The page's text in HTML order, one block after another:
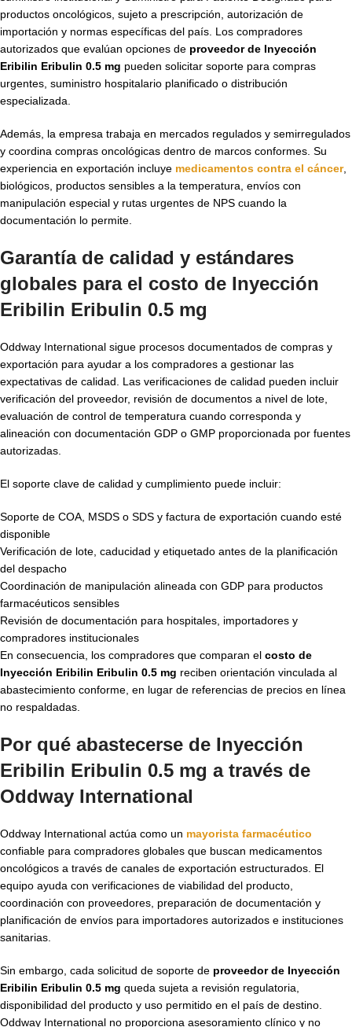
productos oncológicos, sujeto a prescripción, autorización de
importación y normas específicas del país. Los compradores
autorizados que evalúan opciones de proveedor de Inyección
Eribilin Eribulin 0.5 mg pueden solicitar soporte para compras
urgentes, suministro hospitalario planificado o distribución
especializada.
Además, la empresa trabaja en mercados regulados y semirregulados
y coordina compras oncológicas dentro de marcos conformes. Su
experiencia en exportación incluye medicamentos contra el cáncer,
biológicos, productos sensibles a la temperatura, envíos con
manipulación especial y rutas urgentes de NPS cuando la
documentación lo permite.
Garantía de calidad y estándares
globales para el costo de Inyección
Eribilin Eribulin 0.5 mg
Oddway International sigue procesos documentados de compras y
exportación para ayudar a los compradores a gestionar las
expectativas de calidad. Las verificaciones de calidad pueden incluir
verificación del proveedor, revisión de documentos a nivel de lote,
evaluación de control de temperatura cuando corresponda y
alineación con documentación GDP o GMP proporcionada por fuentes
autorizadas.
El soporte clave de calidad y cumplimiento puede incluir:
Soporte de COA, MSDS o SDS y factura de exportación cuando esté
disponible
Verificación de lote, caducidad y etiquetado antes de la planificación
del despacho
Coordinación de manipulación alineada con GDP para productos
farmacéuticos sensibles
Revisión de documentación para hospitales, importadores y
compradores institucionales
En consecuencia, los compradores que comparan el costo de
Inyección Eribilin Eribulin 0.5 mg reciben orientación vinculada al
abastecimiento conforme, en lugar de referencias de precios en línea
no respaldadas.
Por qué abastecerse de Inyección
Eribilin Eribulin 0.5 mg a través de
Oddway International
Oddway International actúa como un mayorista farmacéutico
confiable para compradores globales que buscan medicamentos
oncológicos a través de canales de exportación estructurados. El
equipo ayuda con verificaciones de viabilidad del producto,
coordinación con proveedores, preparación de documentación y
planificación de envíos para importadores autorizados e instituciones
sanitarias.
Sin embargo, cada solicitud de soporte de proveedor de Inyección
Eribilin Eribulin 0.5 mg queda sujeta a revisión regulatoria,
disponibilidad del producto y uso permitido en el país de destino.
Oddway International no proporciona asesoramiento clínico y no